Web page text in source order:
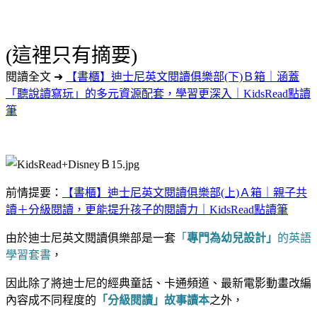
(這裡只有摘要)
閱讀全文 ➜
【書櫃】迪士尼英文閱讀俱樂部(下)Ｂ箱｜涵蓋
「聽說讀寫玩」的多元資源配套，學習更深入｜KidsRead點讀
筆
前情提要：
【書櫃】迪士尼英文閱讀俱樂部(上)Ａ箱｜親子共
讀＋分級閱讀，更能提升孩子的閱讀力｜KidsRead點讀筆
由於迪士尼英文閱讀俱樂部是一套 「 專門為幼兒設計」 的英語
學習套書 ，
因此除了將迪士尼的經典童話、卡通頻道、最新電影動畫改編
內容成不同程度的 「分級閱讀」故事讀本之外，